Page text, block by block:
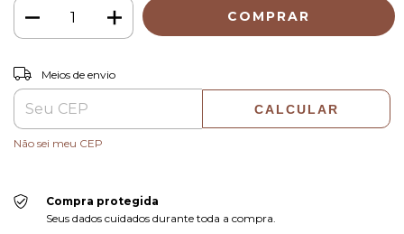
Entregas para o CEP:
Meios de envio
CALCULAR
Não sei meu CEP
Compra protegida
Seus dados cuidados durante toda a compra.